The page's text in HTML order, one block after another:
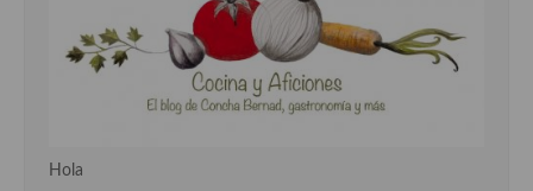
Cocina Bulgara
Cocina Danesa
Hola